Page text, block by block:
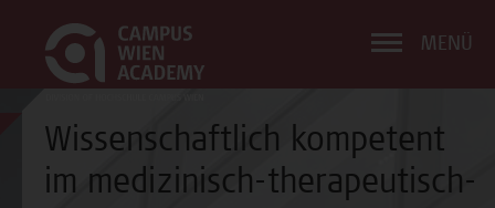
MENÜ
Wissenschaftlich kompetent
im medizinisch-therapeutisch-